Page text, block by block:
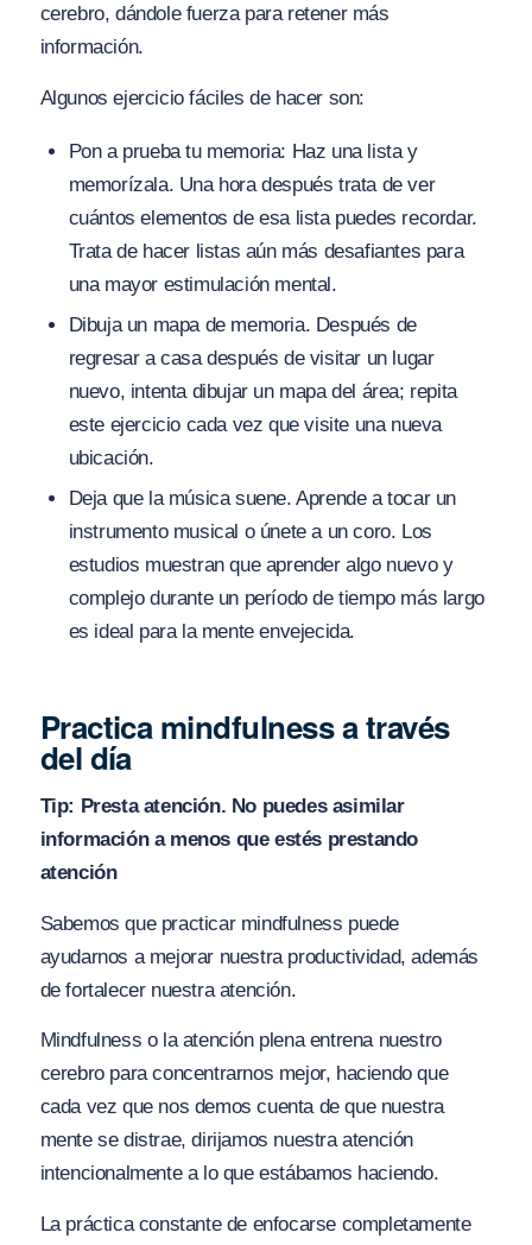
cerebro, dándole fuerza para retener más
información.
Algunos ejercicio fáciles de hacer son:
Pon a prueba tu memoria: Haz una lista y
memorízala. Una hora después trata de ver
cuántos elementos de esa lista puedes recordar.
Trata de hacer listas aún más desafiantes para
una mayor estimulación mental.
Dibuja un mapa de memoria. Después de
regresar a casa después de visitar un lugar
nuevo, intenta dibujar un mapa del área; repita
este ejercicio cada vez que visite una nueva
ubicación.
Deja que la música suene. Aprende a tocar un
instrumento musical o únete a un coro. Los
estudios muestran que aprender algo nuevo y
complejo durante un período de tiempo más largo
es ideal para la mente envejecida.
Practica mindfulness a través
del día
Tip: Presta atención. No puedes asimilar
información a menos que estés prestando
atención
Sabemos que practicar mindfulness puede
ayudarnos a mejorar nuestra productividad, además
de fortalecer nuestra atención.
Mindfulness o la atención plena entrena nuestro
cerebro para concentrarnos mejor, haciendo que
cada vez que nos demos cuenta de que nuestra
mente se distrae, dirijamos nuestra atención
intencionalmente a lo que estábamos haciendo.
La práctica constante de enfocarse completamente